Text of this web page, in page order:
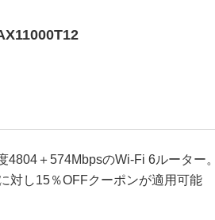
＋574MbpsのWi-Fi 6ルーター。
対し15％OFFクーポンが適用可能